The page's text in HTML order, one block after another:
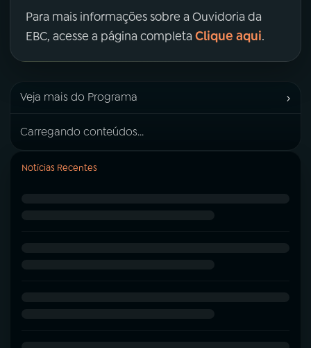
Para mais informações sobre a Ouvidoria da
EBC, acesse a página completa Clique aqui.
Veja mais do Programa ›
Carregando conteúdos...
Notícias Recentes